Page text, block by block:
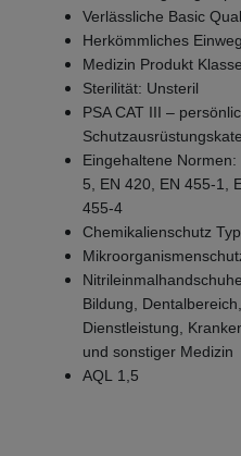
Verlässliche Basic
Herkömmliches
Medizin Produkt
Sterilität: Unsteril
PSA CAT III –
Eingehaltene
5, EN 420, EN 455-1,
455-4
Chemikalienschutz
Bildung,
Dienstleistung,
und sonstiger Medizin
AQL 1,5